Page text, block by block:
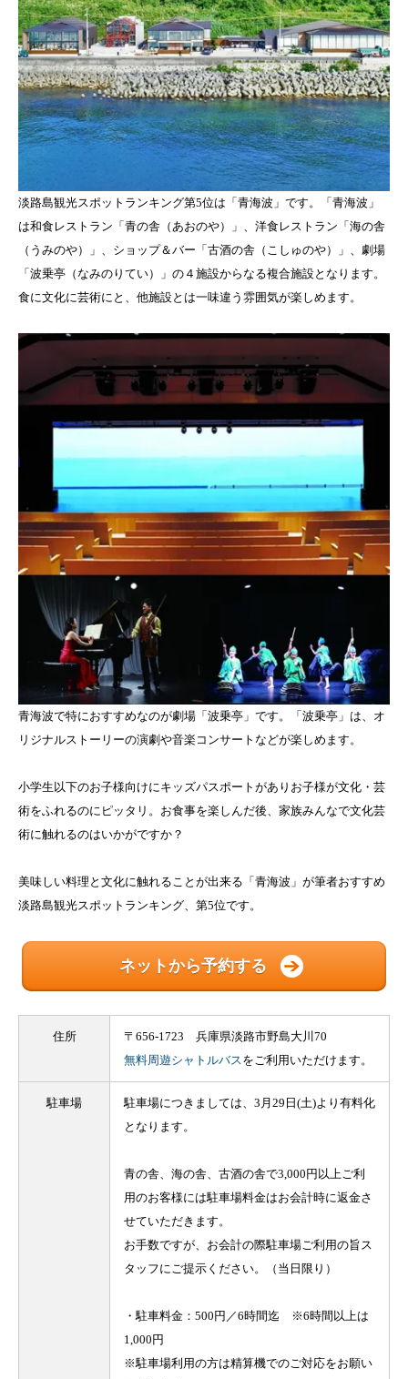
淡路島観光スポットランキング第5位は「青海波」です。「青海波」
は和食レストラン「青の舎（あおのや）」、洋食レストラン「海の舎
（うみのや）」、ショップ＆バー「古酒の舎（こしゅのや）」、劇場
「波乗亭（なみのりてい）」の４施設からなる複合施設となります。
食に文化に芸術にと、他施設とは一味違う雰囲気が楽しめます。
青海波で特におすすめなのが劇場「波乗亭」です。「波乗亭」は、オ
リジナルストーリーの演劇や音楽コンサートなどが楽しめます。
小学生以下のお子様向けにキッズパスポートがありお子様が文化・芸
術をふれるのにピッタリ。お食事を楽しんだ後、家族みんなで文化芸
術に触れるのはいかがですか？
美味しい料理と文化に触れることが出来る「青海波」が筆者おすすめ
淡路島観光スポットランキング、第5位です。
ネットから予約する
住所
〒656-1723 兵庫県淡路市野島大川70
無料周遊シャトルバスをご利用いただけます。
駐車場
駐車場につきましては、3月29日(土)より有料化
となります。
青の舎、海の舎、古酒の舎で3,000円以上ご利
用のお客様には駐車場料金はお会計時に返金さ
せていただきます。
お手数ですが、お会計の際駐車場ご利用の旨ス
タッフにご提示ください。（当日限り）
・駐車料金：500円／6時間迄 ※6時間以上は
1,000円
※駐車場利用の方は精算機でのご対応をお願い